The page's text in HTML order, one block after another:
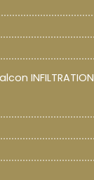
INFILTRATION